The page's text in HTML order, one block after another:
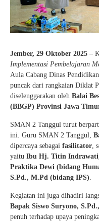
Jember, 29 Oktober 2025 –
Implementasi Pembelajaran
Aula Cabang Dinas
puncak dari rangkaian Diklat
diselenggarakan oleh Balai
(BBGP) Provinsi Jawa
SMAN 2 Tanggul turut
ini. Guru SMAN 2 Tanggul,
dipercaya sebagai fasilitator,
yaitu Ibu Hj. Titin
Praktika Dewi (bidang
S.Pd., M.Pd (bidang IPS).
Kegiatan ini juga dihadiri
Bapak Siswo Suryono,
penuh terhadap upaya